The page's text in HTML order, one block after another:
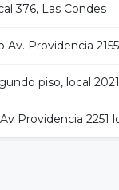
376, Las Condes
Av. Providencia
piso, local
Providencia 2251